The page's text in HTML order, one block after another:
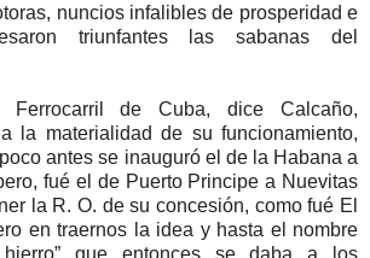
nuncios infalibles de prosperidad e
triunfantes las sabanas del
Ferrocarril de Cuba, dice Calcaño,
la materialidad de su funcionamiento,
antes se inauguró el de la Habana a
fué el de Puerto Principe a Nuevitas
la R. O. de su concesión, como fué El
en traernos la idea y hasta el nombre
que entonces se daba a los